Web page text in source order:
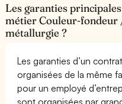
Les garanties
métier Couleur-fondeur
métallurgie ?
Les garanties d’un
organisées de la même
pour un employé
sont organisées par